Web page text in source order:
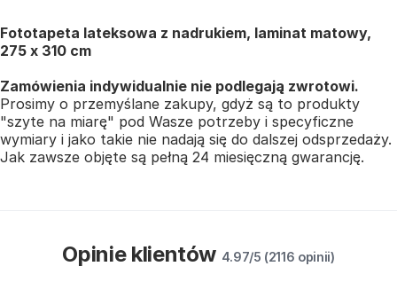
Fototapeta lateksowa z nadrukiem, laminat matowy,
275 x 310 cm
Zamówienia indywidualnie nie podlegają zwrotowi.
Prosimy o przemyślane zakupy, gdyż są to produkty
"szyte na miarę" pod Wasze potrzeby i specyficzne
wymiary i jako takie nie nadają się do dalszej odsprzedaży.
Jak zawsze objęte są pełną 24 miesięczną gwarancję.
Opinie klientów 4.97/5 (2116 opinii)